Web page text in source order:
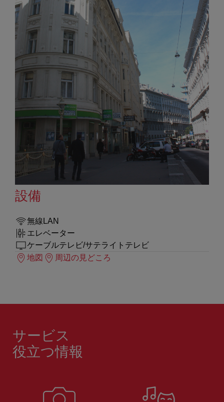
設備
無線LAN
エレベーター
ケーブルテレビ/サテライトテレビ
地図
周辺の見どころ
サービス
役立つ情報